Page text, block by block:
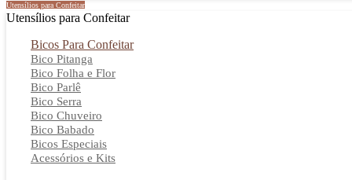
Utensílios para Confeitar
Utensílios para Confeitar
Bicos Para Confeitar
Bico Pitanga
Bico Folha e Flor
Bico Parlê
Bico Serra
Bico Chuveiro
Bico Babado
Bicos Especiais
Acessórios e Kits